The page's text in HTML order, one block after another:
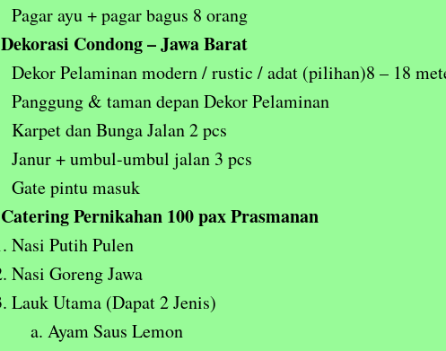
Pagar ayu + pagar bagus 8 orang
Dekorasi Condong – Jawa Barat
Dekor Pelaminan modern / rustic / adat (pilihan)8 – 18
Panggung & taman depan Dekor Pelaminan
Karpet dan Bunga Jalan 2 pcs
Janur + umbul-umbul jalan 3 pcs
Gate pintu masuk
Catering Pernikahan 100 pax Prasmanan
Nasi Putih Pulen
Nasi Goreng Jawa
Lauk Utama (Dapat 2 Jenis)
Ayam Saus Lemon